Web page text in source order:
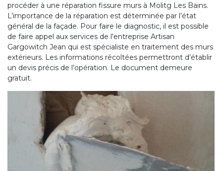
procéder à une réparation fissure murs à Molitg Les Bains.
L’importance de la réparation est déterminée par l’état
général de la façade. Pour faire le diagnostic, il est possible
de faire appel aux services de l'entreprise Artisan
Gargowitch Jean qui est spécialiste en traitement des murs
extérieurs. Les informations récoltées permettront d’établir
un devis précis de l’opération. Le document demeure
gratuit.